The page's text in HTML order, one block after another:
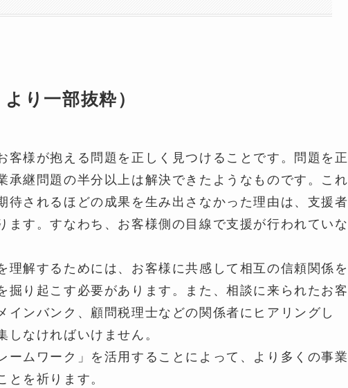
り一部抜粋）
客様が抱える問題を正しく見つけることです。問題を正
承継問題の半分以上は解決できたようなものです。これ
待されるほどの成果を生み出さなかった理由は、支援者
ます。すなわち、お客様側の目線で支援が行われていな
理解するためには、お客様に共感して相互の信頼関係を
掘り起こす必要があります。また、相談に来られたお客
ンバンク、顧問税理士などの関係者にヒアリングし
なければいけません。
ームワーク」を活用することによって、より多くの事業
を祈ります。